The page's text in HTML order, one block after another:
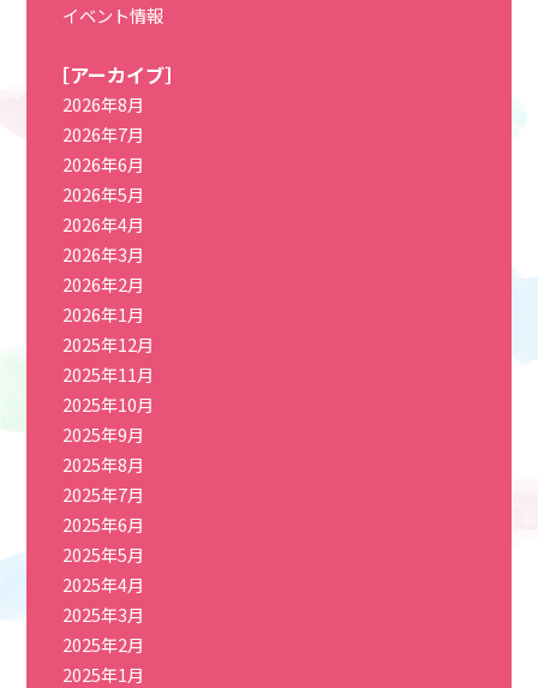
イベント情報
［アーカイブ］
2026年8月
2026年7月
2026年6月
2026年5月
2026年4月
2026年3月
2026年2月
2026年1月
2025年12月
2025年11月
2025年10月
2025年9月
2025年8月
2025年7月
2025年6月
2025年5月
2025年4月
2025年3月
2025年2月
2025年1月